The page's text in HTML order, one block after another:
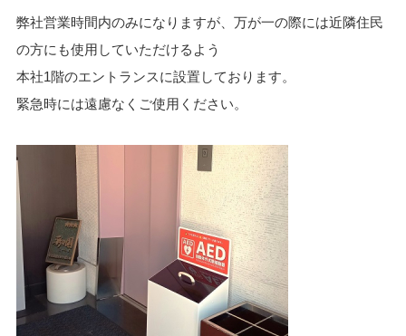
秤量・充填設備
小容器洗浄機
棚式乾燥機
パレット洗浄機
その他ハンドリング設備
弊社営業時間内のみになりますが、万が一の際には近隣住民
の方にも使用していただけるよう
本社1階のエントランスに設置しております。
緊急時には遠慮なくご使用ください。